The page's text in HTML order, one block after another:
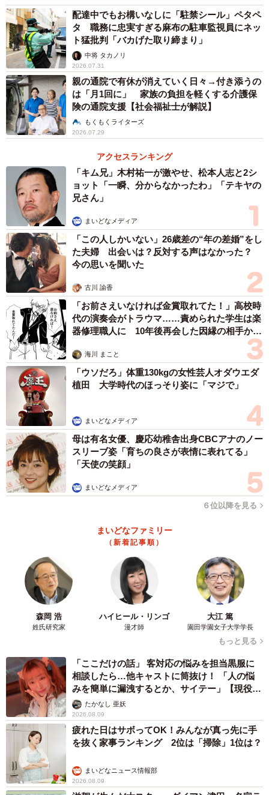
配達中でもお構いなしに「駐禁シール」ペタペ
タ 職務に忠実すぎる麻布の駐車監視員にネッ
ト猛批判「バカげた取り締まり」
中将 タカノリ
2026.07.31
親の通院で有休が消えていく日々→付き添うの
は「月1回に」 家族の負担を軽くする介護保
険の通院支援【社会福祉士が解説】
もくもくライターズ
2026.07.29
アクセスランキング
「キム兄」木村祐一が激やせ、松本人志と2シ
ョット「一瞬、分からなかったわ」「テキヤの
兄さん」
まいどなメディア
「この人しかいない」26歳差の“年の差婚”をし
た夫婦 出会いは？反対する声はなかった？
今の思いを聞いた
古川 諭香
「お前さえいなければ金賞取れてた！」高校時
代の演奏会がトラウマ……責められた学生は楽
器修理職人に 10年後再会した因縁の相手から
海川 まこと
「ウソだろ」体重130kgの女性芸人オダウエダ
植田 大学時代のほっそり姿に「マジで」
まいどなメディア
母は有名女優、慶応幼稚舎出身CBCアナのノー
スリーブ姿「育ちの良さが表情に表れてる」
「天使の笑顔」
まいどなメディア
６位以降を見る
まいどなファミリー
（新着記事順）
森岡 浩
姓氏研究家
ハイヒール・リンゴ
漫才師
大江 篤
園田学園女子大学学長
もっと見る
「ここだけの話」 客対応の悩みを担当黒服に
相談したら…他キャストに筒抜け！ 「人の悩
みを簡単に漏洩するとか、サイテー」【現役キ
ャストに取材】
たかなし 亜妖
2026.08.09
疲れた日はサボってOK！みんなが真っ先に手
を抜く家事ランキング 2位は「掃除」1位は？
まいどなニュース情報部
2026.08.09